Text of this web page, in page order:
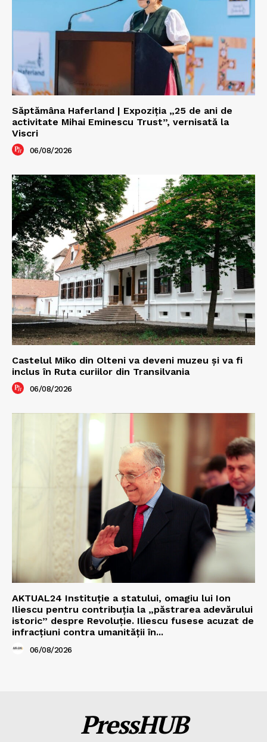
Săptămâna Haferland | Expoziţia „25 de ani de
activitate Mihai Eminescu Trust”, vernisată la
Viscri
06/08/2026
Castelul Miko din Olteni va deveni muzeu şi va fi
inclus în Ruta curiilor din Transilvania
06/08/2026
AKTUAL24 Instituție a statului, omagiu lui Ion
Iliescu pentru contribuția la „păstrarea adevărului
istoric” despre Revoluție. Iliescu fusese acuzat de
infracțiuni contra umanității în...
06/08/2026
PressHUB